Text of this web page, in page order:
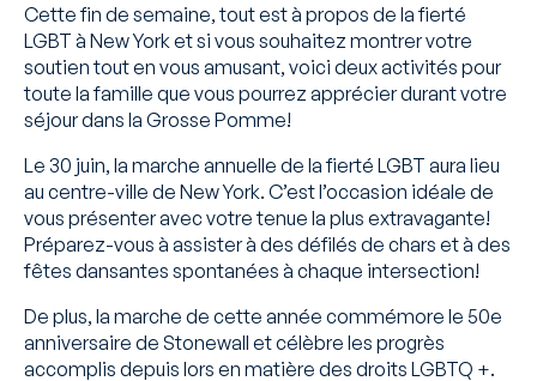
Cette fin de semaine, tout est à propos de la fierté
LGBT à New York et si vous souhaitez montrer votre
soutien tout en vous amusant, voici deux activités pour
toute la famille que vous pourrez apprécier durant votre
séjour dans la Grosse Pomme!
Le 30 juin, la marche annuelle de la fierté LGBT aura lieu
au centre-ville de New York. C’est l’occasion idéale de
vous présenter avec votre tenue la plus extravagante!
Préparez-vous à assister à des défilés de chars et à des
fêtes dansantes spontanées à chaque intersection!
De plus, la marche de cette année commémore le 50e
anniversaire de Stonewall et célèbre les progrès
accomplis depuis lors en matière des droits LGBTQ +.